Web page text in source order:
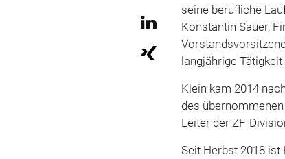
seine berufliche
Konstantin Sauer,
langjährige
Klein kam 2014
des
Leiter der ZF-
Seit Herbst 2018